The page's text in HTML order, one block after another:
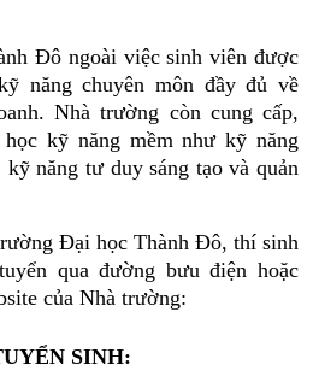
Đô ngoài việc sinh viên được
năng chuyên môn đầy đủ về
. Nhà trường còn cung cấp,
kỹ năng mềm như kỹ năng
năng tư duy sáng tạo và quản
Đại học Thành Đô, thí sinh
qua đường bưu điện hoặc
của Nhà trường:
SINH: